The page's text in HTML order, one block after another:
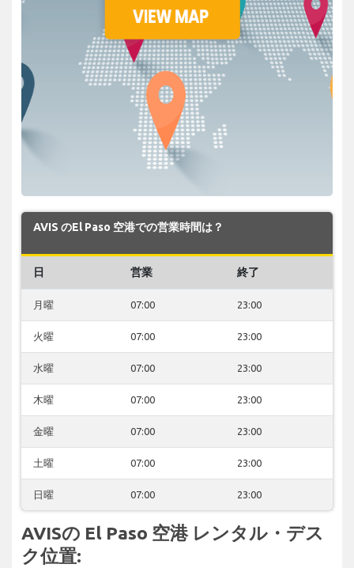
AVIS のEl Paso 空港での営業時間は？
日 営業 終了
月曜 07:00 23:00
火曜 07:00 23:00
水曜 07:00 23:00
木曜 07:00 23:00
金曜 07:00 23:00
土曜 07:00 23:00
日曜 07:00 23:00
AVISの El Paso 空港 レンタル・デス
ク位置: